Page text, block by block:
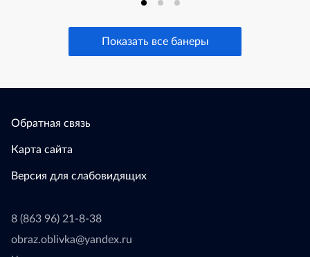
Показать все банеры
Обратная связь
Карта сайта
Версия для слабовидящих
8 (863 96) 21-8-38
obraz.oblivka@yandex.ru